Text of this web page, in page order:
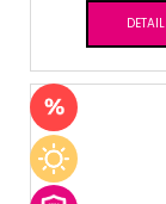
DETAIL